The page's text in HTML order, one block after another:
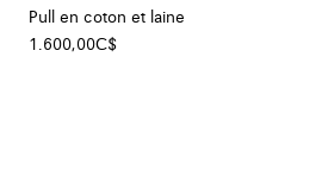
Pull en coton et laine
1.600,00C$